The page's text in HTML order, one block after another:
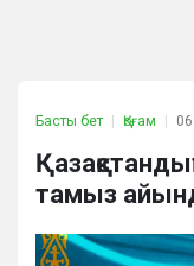
Басты бет Қоғам
тамыз